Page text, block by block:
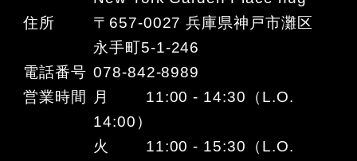
住所
〒657-0027 兵庫県神戸市灘区
永手町5-1-246
電話番号 078-842-8989
営業時間
月 11:00 - 14:30（L.O.
14:00）
火 11:00 - 15:30（L.O.